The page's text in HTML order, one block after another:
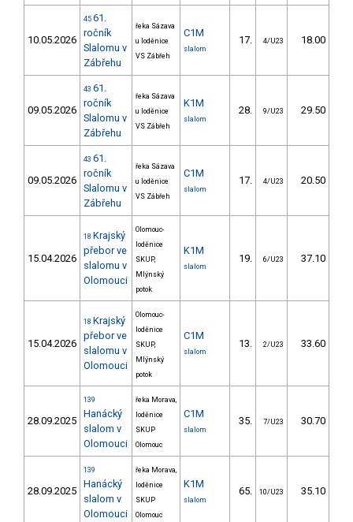
10.05.2026
45 61.
ročník
Slalomu v
Zábřehu
řeka Sázava
u loděnice
VS Zábřeh
C1M
slalom
17. 4/U23 18.00
09.05.2026
43 61.
ročník
Slalomu v
Zábřehu
řeka Sázava
u loděnice
VS Zábřeh
K1M
slalom
28. 9/U23 29.50
09.05.2026
43 61.
ročník
Slalomu v
Zábřehu
řeka Sázava
u loděnice
VS Zábřeh
C1M
slalom
17. 4/U23 20.50
15.04.2026
18 Krajský
přebor ve
slalomu v
Olomouci
Olomouc-
loděnice
SKUP,
Mlýnský
potok
K1M
slalom
19. 6/U23 37.10
15.04.2026
18 Krajský
přebor ve
slalomu v
Olomouci
Olomouc-
loděnice
SKUP,
Mlýnský
potok
C1M
slalom
13. 2/U23 33.60
28.09.2025
139
Hanácký
slalom v
Olomouci
řeka Morava,
loděnice
SKUP
Olomouc
C1M
slalom
35. 7/U23 30.70
28.09.2025
139
Hanácký
slalom v
Olomouci
řeka Morava,
loděnice
SKUP
Olomouc
K1M
slalom
65. 10/U23 35.10